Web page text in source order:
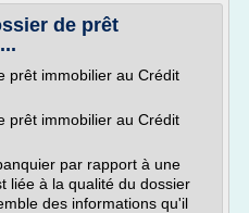
de prêt
prêt immobilier au Crédit
prêt immobilier au Crédit
par rapport à une
liée à la qualité du dossier
des informations qu'il